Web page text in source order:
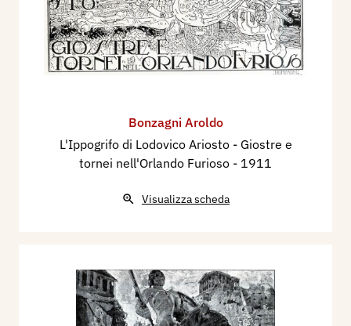
Bonzagni Aroldo
L'Ippogrifo di Lodovico Ariosto - Giostre e
tornei nell'Orlando Furioso - 1911
Visualizza scheda